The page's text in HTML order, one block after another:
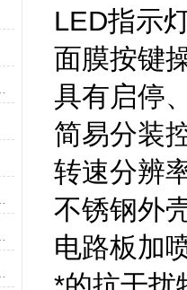
LED指示
面膜按键
具有启停
简易分装
转速分辨
不锈钢外
电路板加